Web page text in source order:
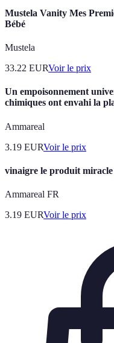
Mustela Vanity Mes
Bébé
Mustela
33.22 EURVoir le prix
Un empoisonnement
chimiques ont envahi la
Ammareal
3.19 EURVoir le prix
vinaigre le produit
Ammareal FR
3.19 EURVoir le prix